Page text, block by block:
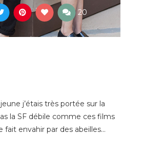
20
j’étais très portée sur la
la SF débile comme ces films
fait envahir par des abeilles…